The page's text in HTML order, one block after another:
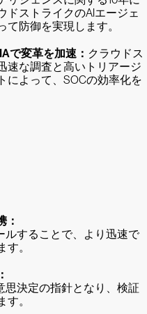
ドストライクのAIエージェ
て防御を実現します。
で変革を加速： クラウドス
速な調査と高いトリアージ
によって、SOCの効率化を
：
ルすることで、より迅速で
。
思決定の指針となり、検証
す。